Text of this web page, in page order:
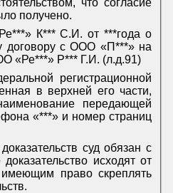
что согласие
получено.
К*** С.И. от ***года о
договору с ООО «П***» на
«Ре***» Р*** Г.И. (л.д.91)
регистрационной
в верхней его части,
передающей
«***» и номер страниц
суд обязан с
исходят от
право скреплять